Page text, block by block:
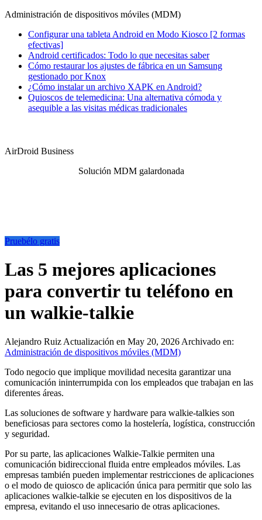
Administración de dispositivos móviles (MDM)
Configurar una tableta Android en Modo Kiosco [2 formas
efectivas]
Android certificados: Todo lo que necesitas saber
Cómo restaurar los ajustes de fábrica en un Samsung
gestionado por Knox
¿Cómo instalar un archivo XAPK en Android?
Quioscos de telemedicina: Una alternativa cómoda y
asequible a las visitas médicas tradicionales
AirDroid Business
Solución MDM galardonada
Pruebélo gratis
Las 5 mejores aplicaciones
para convertir tu teléfono en
un walkie-talkie
Alejandro Ruiz Actualización en May 20, 2026 Archivado en:
Administración de dispositivos móviles (MDM)
Todo negocio que implique movilidad necesita garantizar una
comunicación ininterrumpida con los empleados que trabajan en las
diferentes áreas.
Las soluciones de software y hardware para walkie-talkies son
beneficiosas para sectores como la hostelería, logística, construcción
y seguridad.
Por su parte, las aplicaciones Walkie-Talkie permiten una
comunicación bidireccional fluida entre empleados móviles. Las
empresas también pueden implementar restricciones de aplicaciones
o el modo de quiosco de aplicación única para permitir que solo las
aplicaciones walkie-talkie se ejecuten en los dispositivos de la
empresa, evitando el uso innecesario de otras aplicaciones.